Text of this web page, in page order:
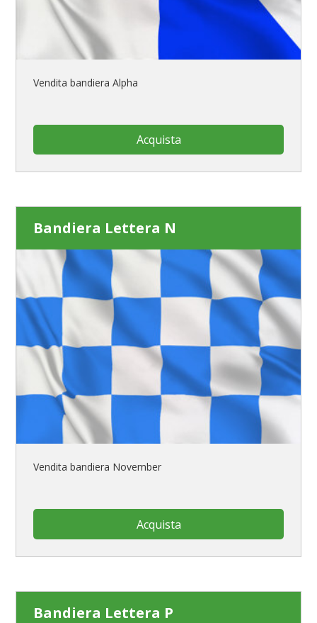
Vendita bandiera Alpha
Acquista
Bandiera Lettera N
Vendita bandiera November
Acquista
Bandiera Lettera P